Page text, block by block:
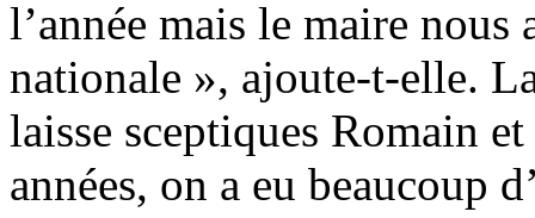
l’année mais le maire
nationale », ajoute-t-elle.
laisse sceptiques Romain
années, on a eu beaucoup